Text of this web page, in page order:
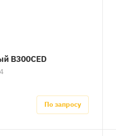
B300CED
По запросу